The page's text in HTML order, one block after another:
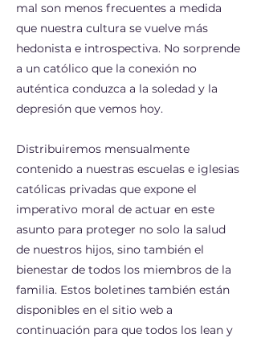
mal son menos frecuentes a medida
que nuestra cultura se vuelve más
hedonista e introspectiva. No sorprende
a un católico que la conexión no
auténtica conduzca a la soledad y la
depresión que vemos hoy.
Distribuiremos mensualmente
contenido a nuestras escuelas e iglesias
católicas privadas que expone el
imperativo moral de actuar en este
asunto para proteger no solo la salud
de nuestros hijos, sino también el
bienestar de todos los miembros de la
familia. Estos boletines también están
disponibles en el sitio web a
continuación para que todos los lean y